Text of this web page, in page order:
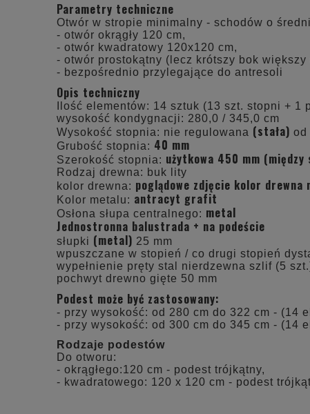
Parametry techniczne
Otwór w stropie minimalny - schodów o
- otwór okrągły 120 cm,
- otwór kwadratowy 120x120 cm,
- otwór prostokątny (lecz krótszy bok
- bezpośrednio przylegające do antresoli
Opis techniczny
Ilość elementów: 14 sztuk (13 szt. stopni + 1
wysokość kondygnacji: 280,0 / 345,0 cm
Wysokość stopnia: nie regulowana (stała) od
Grubość stopnia: 40 mm
Szerokość stopnia: użytkowa 450 mm (między
Rodzaj drewna: buk lity
kolor drewna: poglądowe zdjęcie kolor drewna
Kolor metalu: antracyt grafit
Osłona słupa centralnego: metal
Jednostronna balustrada + na podeście
słupki (metal) 25 mm
wpuszczane w stopień / co drugi stopień
wypełnienie pręty stal nierdzewna szlif (5
pochwyt drewno gięte 50 mm
Podest może być zastosowany:
- przy wysokość: od 280 cm do 322 cm - (14
- przy wysokość: od 300 cm do 345 cm - (14
Rodzaje podestów
Do otworu:
- okrągłego:120 cm - podest trójkątny,
- kwadratowego: 120 x 120 cm - podest